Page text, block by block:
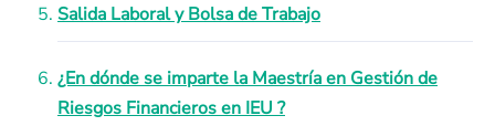
Salida Laboral y Bolsa de Trabajo
¿En dónde se imparte la Maestría en Gestión de
Riesgos Financieros en IEU ?